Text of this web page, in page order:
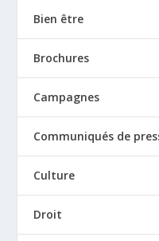
Bien être
Brochures
Campagnes
Communiqués de
Culture
Droit